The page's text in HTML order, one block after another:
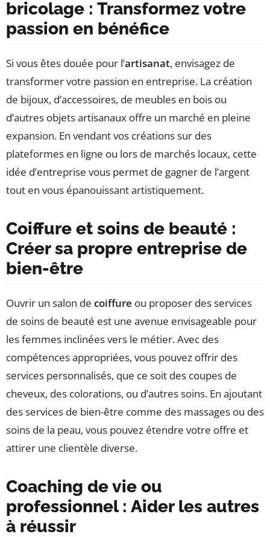
bricolage : Transformez votre
passion en bénéfice
Si vous êtes douée pour l’artisanat, envisagez de
transformer votre passion en entreprise. La création
de bijoux, d’accessoires, de meubles en bois ou
d’autres objets artisanaux offre un marché en pleine
expansion. En vendant vos créations sur des
plateformes en ligne ou lors de marchés locaux, cette
idée d’entreprise vous permet de gagner de l’argent
tout en vous épanouissant artistiquement.
Coiffure et soins de beauté :
Créer sa propre entreprise de
bien-être
Ouvrir un salon de coiffure ou proposer des services
de soins de beauté est une avenue envisageable pour
les femmes inclinées vers le métier. Avec des
compétences appropriées, vous pouvez offrir des
services personnalisés, que ce soit des coupes de
cheveux, des colorations, ou d’autres soins. En ajoutant
des services de bien-être comme des massages ou des
soins de la peau, vous pouvez étendre votre offre et
attirer une clientèle diverse.
Coaching de vie ou
professionnel : Aider les autres
à réussir